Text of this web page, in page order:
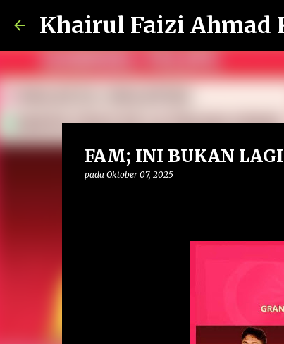
Khairul Faizi Ahmad
FAM; INI BUKAN
pada Oktober 07, 2025